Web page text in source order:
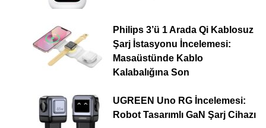
Philips 3’ü 1 Arada Qi Kablosuz
Şarj İstasyonu İncelemesi:
Masaüstünde Kablo
Kalabalığına Son
UGREEN Uno RG İncelemesi:
Robot Tasarımlı GaN Şarj Cihazı